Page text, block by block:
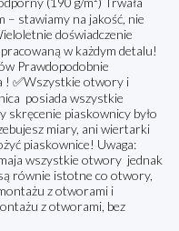
– stawiamy na jakość, nie
doświadczenie
w każdym detalu!
Prawdopodobnie
! ✅Wszystkie otwory i
posiada wszystkie
piaskownicy było
miary, ani wiertarki
piaskownice! Uwaga:
wszystkie otwory jednak
równie istotne co otwory,
z otworami i
z otworami, bez